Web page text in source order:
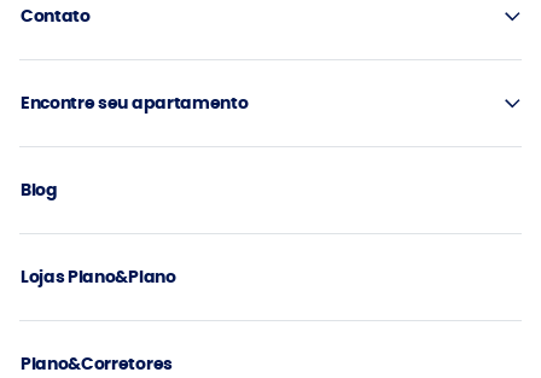
Contato
Encontre seu apartamento
Blog
Lojas Plano&Plano
Plano&Corretores